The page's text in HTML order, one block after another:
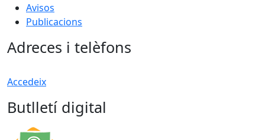
Avisos
Publicacions
Adreces i telèfons
Accedeix
Butlletí digital